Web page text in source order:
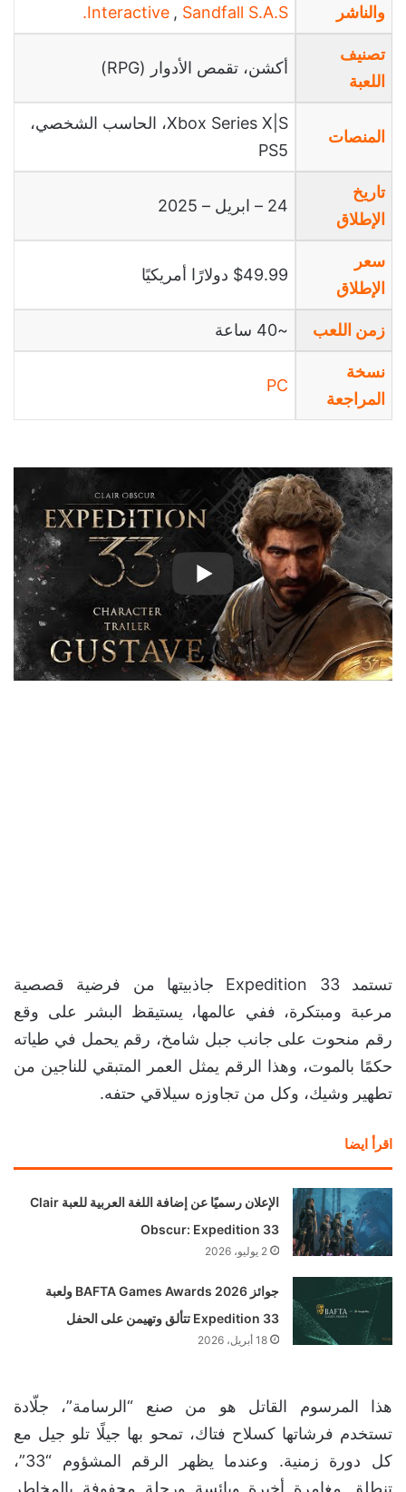
والناشر
Interactive , Sandfall S.A.S.
تصنيف
اللعبة
أكشن، تقمص الأدوار (RPG)
المنصات
Xbox Series X|S، الحاسب الشخصي،
PS5
تاريخ
الإطلاق
24 – ابريل – 2025
سعر
الإطلاق
$49.99 دولارًا أمريكيًا
زمن اللعب ~40 ساعة
نسخة
المراجعة
PC
تستمد Expedition 33 جاذبيتها من فرضية قصصية
مرعبة ومبتكرة، ففي عالمها، يستيقظ البشر على وقع
رقم منحوت على جانب جبل شامخ، رقم يحمل في طياته
حكمًا بالموت، وهذا الرقم يمثل العمر المتبقي للناجين من
تطهير وشيك، وكل من تجاوزه سيلاقي حتفه.
اقرأ ايضا
الإعلان رسميًا عن إضافة اللغة العربية للعبة Clair
Obscur: Expedition 33
2 يوليو، 2026
جوائز BAFTA Games Awards 2026 ولعبة
Expedition 33 تتألق وتهيمن على الحفل
18 أبريل، 2026
هذا المرسوم القاتل هو من صنع “الرسامة”، جلّادة
تستخدم فرشاتها كسلاح فتاك، تمحو بها جيلًا تلو جيل مع
كل دورة زمنية. وعندما يظهر الرقم المشؤوم “33”،
تنطلق مغامرة أخيرة ويائسة ورحلة محفوفة بالمخاطر